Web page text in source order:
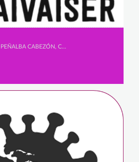
Secundaria, VIRGINIA PEÑALBA CABEZÓN, CLAUDIA MORENO RINCÓN y SANDRA CAMACHO CAPELL